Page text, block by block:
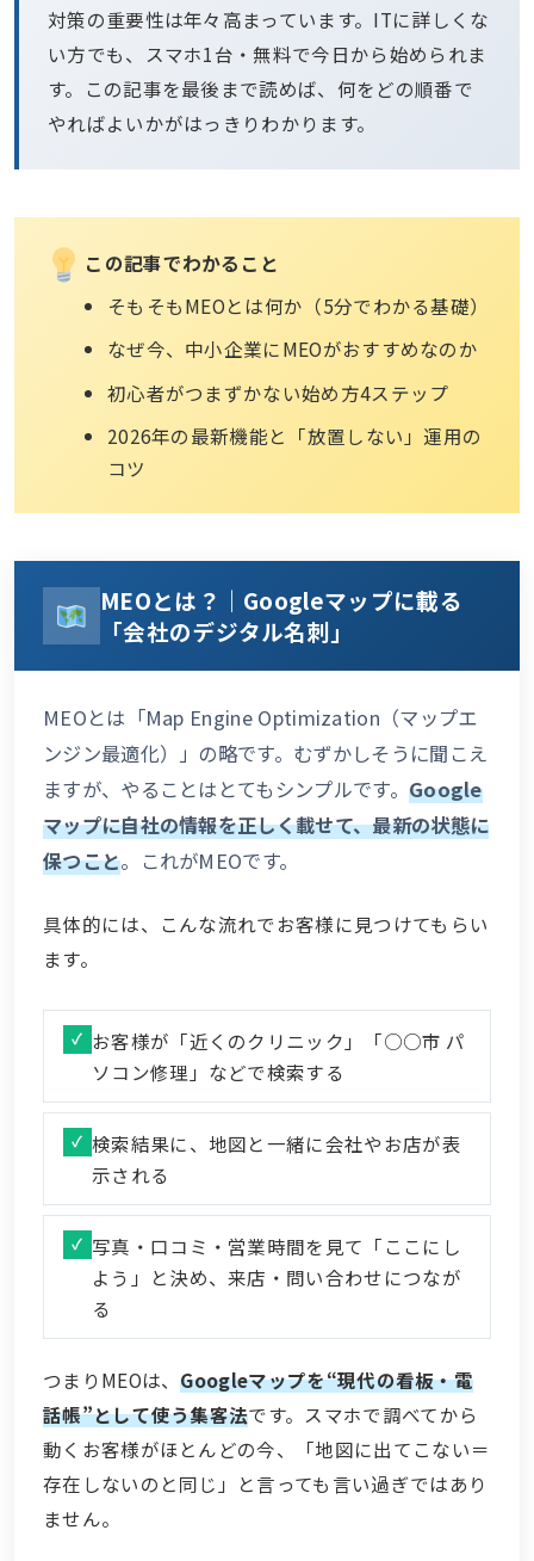
対策の重要性は年々高まっています。ITに詳しくな
い方でも、スマホ1台・無料で今日から始められま
す。この記事を最後まで読めば、何をどの順番で
やればよいかがはっきりわかります。
この記事でわかること
そもそもMEOとは何か（5分でわかる基礎）
なぜ今、中小企業にMEOがおすすめなのか
初心者がつまずかない始め方4ステップ
2026年の最新機能と「放置しない」運用の
コツ
MEOとは？｜Googleマップに載る
「会社のデジタル名刺」
MEOとは「Map Engine Optimization（マップエ
ンジン最適化）」の略です。むずかしそうに聞こえ
ますが、やることはとてもシンプルです。 Google
マップに自社の情報を正しく載せて、最新の状態に
保つこと。これがMEOです。
具体的には、こんな流れでお客様に見つけてもらい
ます。
お客様が「近くのクリニック」「○○市 パ
ソコン修理」などで検索する
検索結果に、地図と一緒に会社やお店が表
示される
写真・口コミ・営業時間を見て「ここにし
よう」と決め、来店・問い合わせにつなが
る
つまりMEOは、Googleマップを“現代の看板・電
話帳”として使う集客法です。スマホで調べてから
動くお客様がほとんどの今、「地図に出てこない＝
存在しないのと同じ」と言っても言い過ぎではあり
ません。